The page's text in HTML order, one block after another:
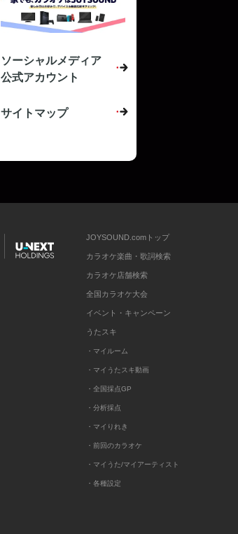
ソーシャルメディア
公式アカウント
サイトマップ
JOYSOUND.comトップ
カラオケ楽曲・歌詞検索
カラオケ店舗検索
全国カラオケ大会
イベント・キャンペーン
うたスキ
・マイルーム
・マイうたスキ動画
・全国採点GP
・分析採点
・マイりれき
・前回のカラオケ
・マイうた/マイアーティスト
・各種設定